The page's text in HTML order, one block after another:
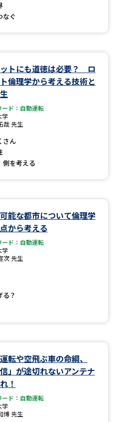
なぐ
トにも道徳は必要？ ロ
倫理学から考える技術と
ード：自動運転
学
哉 先生
さん
側を考える
能な都市について倫理学
から考える
ード：自動運転
学
次 先生
る？
転や空飛ぶ車の命綱、
信」が途切れないアンテナ
！
ード：自動運転
学
博 先生